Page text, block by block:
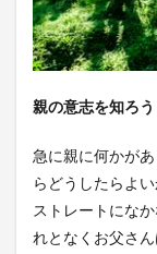
親の意志を知ろう
急に親に何かが
らどうしたらよ
ストレートにな
れとなくお父さ